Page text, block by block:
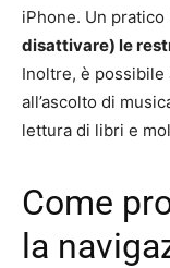
iPhone. Un
disattivare) le
Inoltre, è
all’ascolto di
lettura di libri e
Come
la